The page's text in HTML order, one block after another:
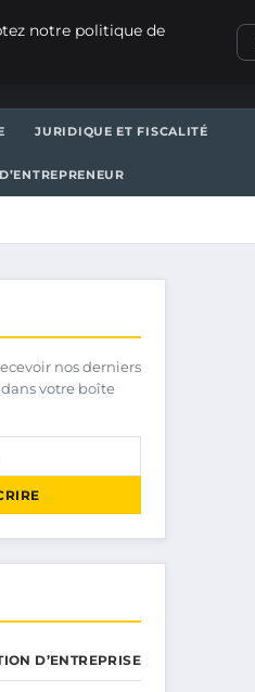
JURIDIQUE ET FISCALITÉ
nos derniers
votre boîte
D’ENTREPRISE
notre politique de